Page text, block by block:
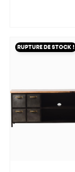
RUPTURE DE STOCK !